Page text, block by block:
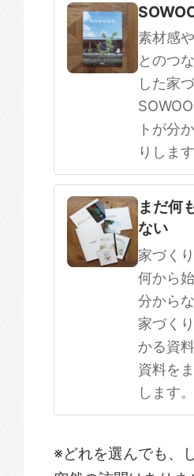
素材感
とのつ
した家
トが分
りします
まだ何
ない
家づく
何から
分からな
家づく
かる資
資料を
します。
※どれを選んでも、